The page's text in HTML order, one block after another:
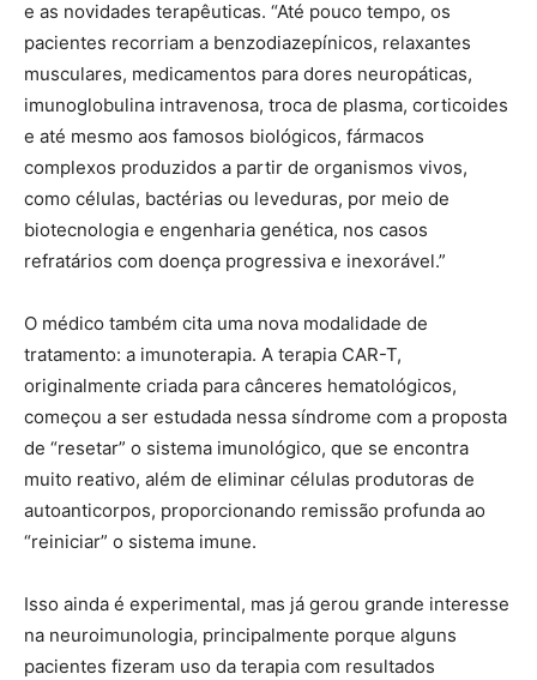
e as novidades terapêuticas. “Até pouco tempo, os
pacientes recorriam a benzodiazepínicos, relaxantes
musculares, medicamentos para dores neuropáticas,
imunoglobulina intravenosa, troca de plasma, corticoides
e até mesmo aos famosos biológicos, fármacos
complexos produzidos a partir de organismos vivos,
como células, bactérias ou leveduras, por meio de
biotecnologia e engenharia genética, nos casos
refratários com doença progressiva e inexorável.”
O médico também cita uma nova modalidade de
tratamento: a imunoterapia. A terapia CAR-T,
originalmente criada para cânceres hematológicos,
começou a ser estudada nessa síndrome com a proposta
de “resetar” o sistema imunológico, que se encontra
muito reativo, além de eliminar células produtoras de
autoanticorpos, proporcionando remissão profunda ao
“reiniciar” o sistema imune.
Isso ainda é experimental, mas já gerou grande interesse
na neuroimunologia, principalmente porque alguns
pacientes fizeram uso da terapia com resultados